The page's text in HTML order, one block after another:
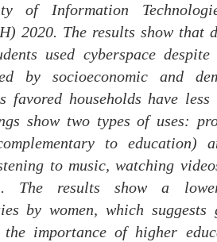
of Information
2020. The results show that
used cyberspace
by socioeconomic and
favored households have less
show two types of uses:
to education)
to music, watching
The results show a
by women, which suggests
the importance of higher